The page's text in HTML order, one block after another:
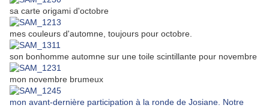
sa carte origami d'octobre
mes couleurs d'automne, toujours pour octobre.
son bonhomme automne sur une toile scintillante pour novembre
mon novembre brumeux
mon avant-dernière participation à la ronde de Josiane. Notre